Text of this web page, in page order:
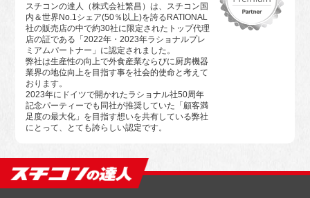
スチコンの達人（株式会社繁昌）は、スチコン国
内＆世界No.1シェア(50％以上)を誇るRATIONAL
社の販売店の中で約30社に限定されたトップ代理
店の証である「2022年・2023年ラショナルプレ
ミアムパートナー」に認定されました。
弊社は生産性の向上で外食産業ならびに厨房機器
業界の地位向上を目指す事を社会的使命と考えて
おります。
2023年にドイツで開かれたラショナル社50周年
記念パーティーでも同社が推奨していた「顧客満
足度の最大化」を目指す想いを共有している弊社
にとって、とても誇らしい認定です。